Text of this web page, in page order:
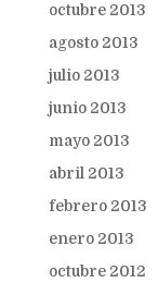
octubre 2013
agosto 2013
julio 2013
junio 2013
mayo 2013
abril 2013
febrero 2013
enero 2013
octubre 2012